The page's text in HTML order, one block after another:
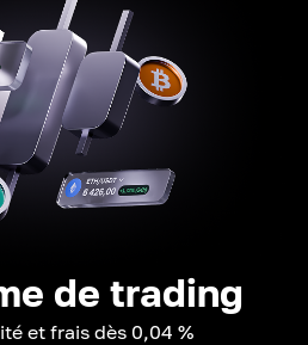
de trading
et frais dès 0,04 %